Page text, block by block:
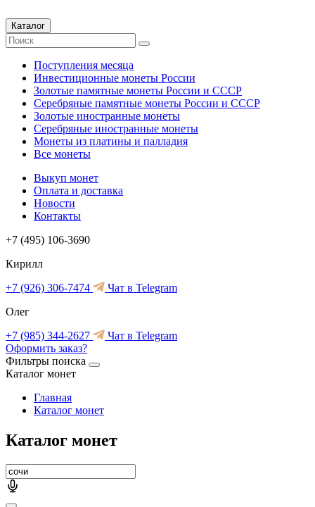
Каталог
Поступления месяца
Инвестиционные монеты России
Золотые памятные монеты России и СССР
Серебряные памятные монеты России и СССР
Золотые иностранные монеты
Серебряные иностранные монеты
Монеты из платины и палладия
Все монеты
Выкуп монет
Оплата и доставка
Новости
Контакты
+7 (495) 106-3690
Кирилл
+7 (926) 306-7474
Чат в Telegram
Олег
+7 (985) 344-2627
Чат в Telegram
Оформить заказ?
Фильтры поиска
Каталог монет
Главная
Каталог монет
Каталог монет